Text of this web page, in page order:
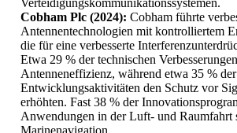
Verteidigungskommunikationssystemen.
Cobham Plc (2024): Cobham führte
Antennentechnologien mit kontrolliertem
die für eine verbesserte
Etwa 29 % der technischen
Antenneneffizienz, während etwa 35 % der
Entwicklungsaktivitäten den Schutz vor
erhöhten. Fast 38 % der
Anwendungen in der Luft- und Raumfahrt
Marinenavigation.